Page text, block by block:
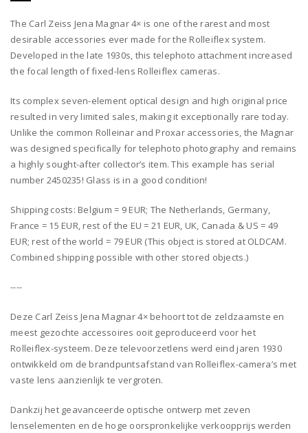
The Carl Zeiss Jena Magnar 4× is one of the rarest and most
desirable accessories ever made for the Rolleiflex system.
Developed in the late 1930s, this telephoto attachment increased
the focal length of fixed-lens Rolleiflex cameras.
Its complex seven-element optical design and high original price
resulted in very limited sales, making it exceptionally rare today.
Unlike the common Rolleinar and Proxar accessories, the Magnar
was designed specifically for telephoto photography and remains
a highly sought-after collector’s item. This example has serial
number 2450235! Glass is in a good condition!
Shipping costs: Belgium = 9 EUR; The Netherlands, Germany,
France = 15 EUR, rest of the EU = 21 EUR, UK, Canada & US = 49
EUR; rest of the world = 79 EUR (This object is stored at OLDCAM.
Combined shipping possible with other stored objects.)
----
Deze Carl Zeiss Jena Magnar 4× behoort tot de zeldzaamste en
meest gezochte accessoires ooit geproduceerd voor het
Rolleiflex-systeem. Deze televoorzetlens werd eind jaren 1930
ontwikkeld om de brandpuntsafstand van Rolleiflex-camera’s met
vaste lens aanzienlijk te vergroten.
Dankzij het geavanceerde optische ontwerp met zeven
lenselementen en de hoge oorspronkelijke verkoopprijs werden